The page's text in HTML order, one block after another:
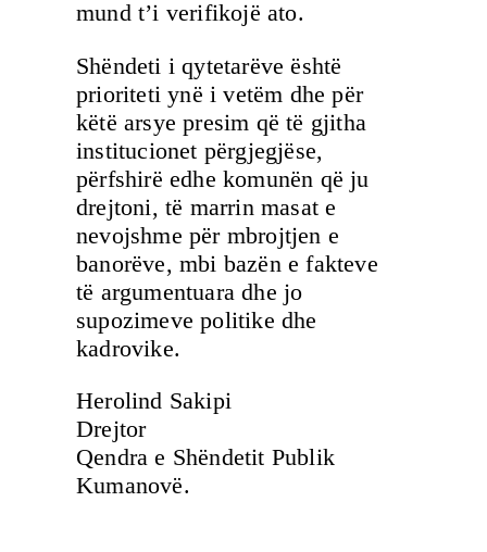
mund t’i verifikojë ato.
Shëndeti i qytetarëve është
prioriteti ynë i vetëm dhe për
këtë arsye presim që të gjitha
institucionet përgjegjëse,
përfshirë edhe komunën që ju
drejtoni, të marrin masat e
nevojshme për mbrojtjen e
banorëve, mbi bazën e fakteve
të argumentuara dhe jo
supozimeve politike dhe
kadrovike.
Herolind Sakipi
Drejtor
Qendra e Shëndetit Publik
Kumanovë.